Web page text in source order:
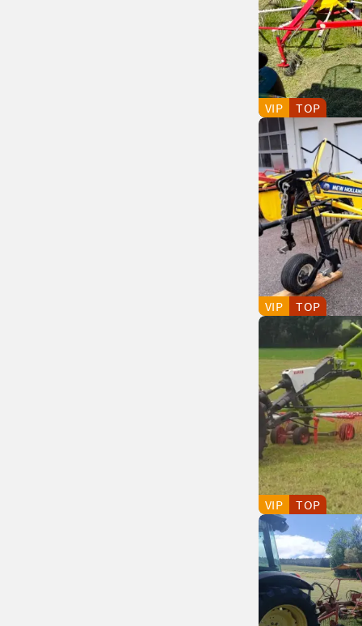
VIP TOP
VIP TOP
VIP TOP